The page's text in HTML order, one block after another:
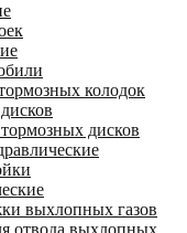
колодок
дисков
выхлопных газов
отвода выхлопных